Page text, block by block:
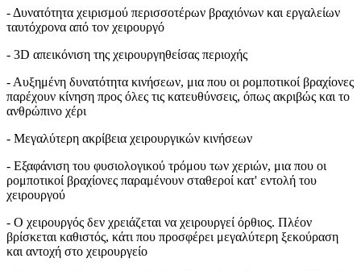
- Δυνατότητα χειρισμού περισσοτέρων βραχιόνων και εργαλείων
ταυτόχρονα από τον χειρουργό
- 3D απεικόνιση της χειρουργηθείσας περιοχής
- Αυξημένη δυνατότητα κινήσεων, μια που οι ρομποτικοί βραχίονες
παρέχουν κίνηση προς όλες τις κατευθύνσεις, όπως ακριβώς και το
ανθρώπινο χέρι
- Μεγαλύτερη ακρίβεια χειρουργικών κινήσεων
- Εξαφάνιση του φυσιολογικού τρόμου των χεριών, μια που οι
ρομποτικοί βραχίονες παραμένουν σταθεροί κατ' εντολή του
χειρουργού
- Ο χειρουργός δεν χρειάζεται να χειρουργεί όρθιος. Πλέον
βρίσκεται καθιστός, κάτι που προσφέρει μεγαλύτερη ξεκούραση
και αντοχή στο χειρουργείο